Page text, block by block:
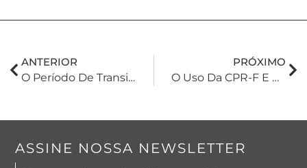
ANTERIOR
O Período De Transição Para A Reforma Tributária Já Iniciou. Quais São As Adaptações Que Precisam Ser Feitas, Para Pessoa Física E Jurídica, A Partir De Agora?
PRÓXIMO
O Uso Da CPR-F E A Descaracterização Do Crédito Rural
ASSINE NOSSA NEWSLETTER